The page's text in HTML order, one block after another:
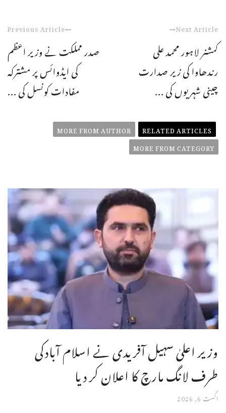
Previous Article
صدر مملکت نے وزیر اعظم
کی ایڈوائس پر مشترکہ
مفادات کونسل کی ...
Next Article
کمشنر لاہور محمد علی
رندھاوا کی زیر صدارت
چینی شہریوں کی ...
RELATED ARTICLES
MORE FROM AUTHOR
MORE FROM CATEGORY
وزیر اعلیٰ سہیل آفریدی نے اسلام آبادکی
طرف لانگ مارچ کا اعلان کر دیا
اگست 6, 2026